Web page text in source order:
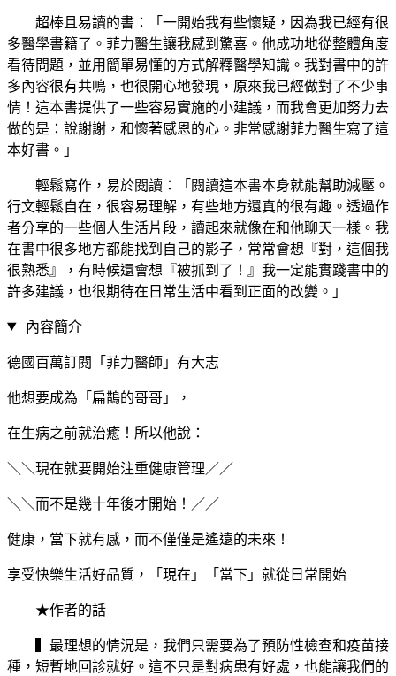
超棒且易讀的書：「一開始我有些懷疑，因為我已經有很
多醫學書籍了。菲力醫生讓我感到驚喜。他成功地從整體角度
看待問題，並用簡單易懂的方式解釋醫學知識。我對書中的許
多內容很有共鳴，也很開心地發現，原來我已經做對了不少事
情！這本書提供了一些容易實施的小建議，而我會更加努力去
做的是：說謝謝，和懷著感恩的心。非常感謝菲力醫生寫了這
本好書。」
輕鬆寫作，易於閱讀：「閱讀這本書本身就能幫助減壓。
行文輕鬆自在，很容易理解，有些地方還真的很有趣。透過作
者分享的一些個人生活片段，讀起來就像在和他聊天一樣。我
在書中很多地方都能找到自己的影子，常常會想『對，這個我
很熟悉』，有時候還會想『被抓到了！』我一定能實踐書中的
許多建議，也很期待在日常生活中看到正面的改變。」
內容簡介
德國百萬訂閱「菲力醫師」有大志
他想要成為「扁鵲的哥哥」，
在生病之前就治癒！所以他說：
＼＼現在就要開始注重健康管理／／
＼＼而不是幾十年後才開始！／／
健康，當下就有感，而不僅僅是遙遠的未來！
享受快樂生活好品質，「現在」「當下」就從日常開始
★作者的話
▍最理想的情況是，我們只需要為了預防性檢查和疫苗接
種，短暫地回診就好。這不只是對病患有好處，也能讓我們的